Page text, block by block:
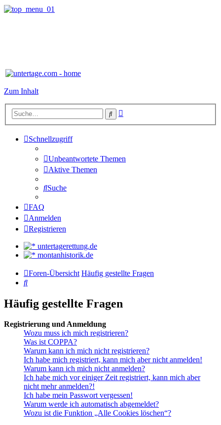
Zum Inhalt
Suche
Schnellzugriff
Unbeantwortete Themen
Aktive Themen
Suche
FAQ
Anmelden
Registrieren
untertagerettung.de
montanhistorik.de
Foren-Übersicht Häufig gestellte Fragen
Suche
Häufig gestellte Fragen
Registrierung und Anmeldung
Wozu muss ich mich registrieren?
Was ist COPPA?
Warum kann ich mich nicht registrieren?
Ich habe mich registriert, kann mich aber nicht anmelden!
Warum kann ich mich nicht anmelden?
Ich habe mich vor einiger Zeit registriert, kann mich aber
nicht mehr anmelden?!
Ich habe mein Passwort vergessen!
Warum werde ich automatisch abgemeldet?
Wozu ist die Funktion „Alle Cookies löschen“?